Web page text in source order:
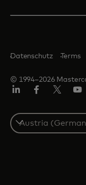
© 1994–2026
Datenschutz Terms
Select
a
country